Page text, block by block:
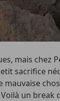
mais chez
sacrifice
mauvaise
un